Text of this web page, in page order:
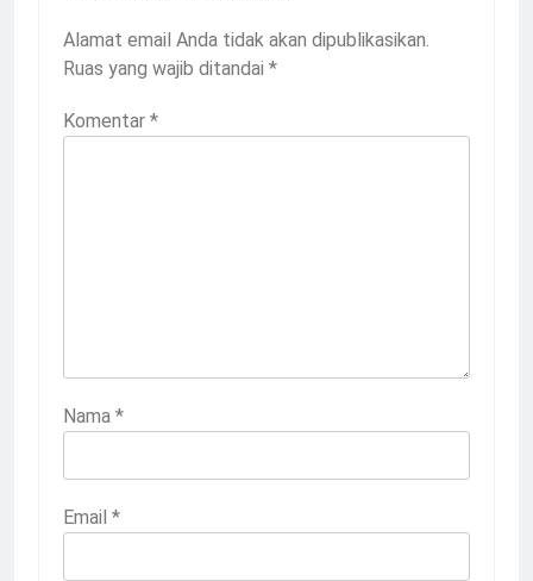
Alamat email Anda tidak akan dipublikasikan.
Ruas yang wajib ditandai *
Komentar *
Nama *
Email *